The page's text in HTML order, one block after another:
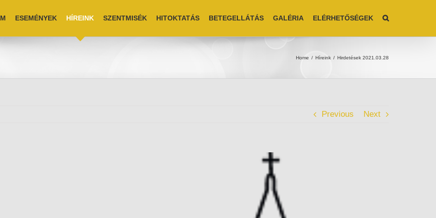
ESEMÉNYEK HÍREINK SZENTMISÉK HITOKTATÁS BETEGELLÁTÁS GALÉRIA ELÉRHETŐSÉGEK
Home / Híreink / Hirdetések 2021.03.28
Previous Next